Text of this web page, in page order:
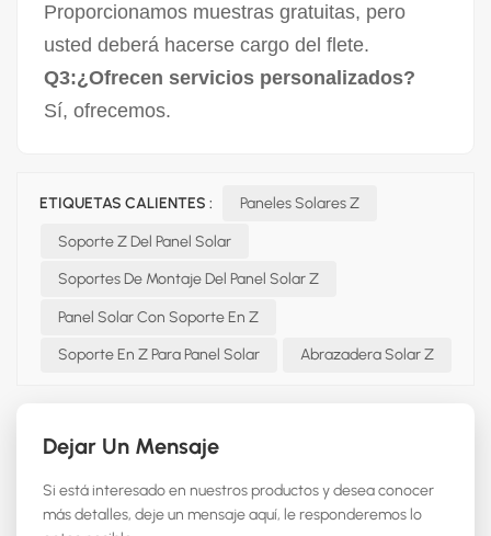
Proporcionamos muestras gratuitas, pero
usted deberá hacerse cargo del flete.
Q3:¿Ofrecen servicios personalizados?
Sí, ofrecemos.
ETIQUETAS CALIENTES : Paneles Solares Z
Soporte Z Del Panel Solar
Soportes De Montaje Del Panel Solar Z
Panel Solar Con Soporte En Z
Soporte En Z Para Panel Solar Abrazadera Solar Z
Dejar Un Mensaje
Si está interesado en nuestros productos y desea conocer
más detalles, deje un mensaje aquí, le responderemos lo